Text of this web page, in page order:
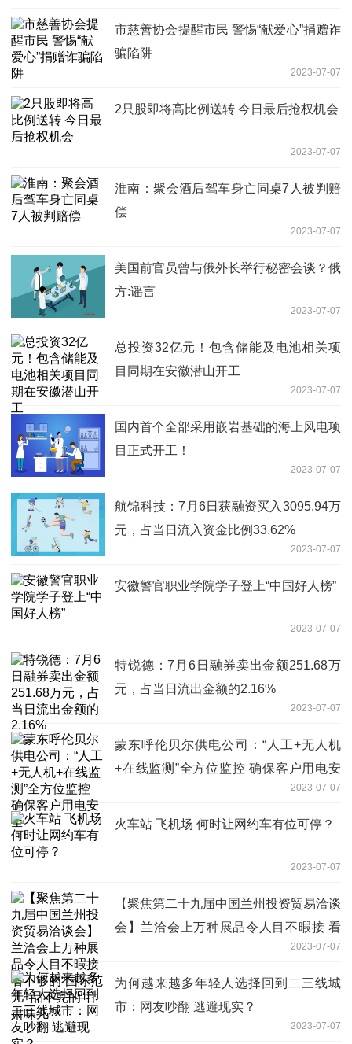
市慈善协会提醒市民 警惕“献爱心”捐赠诈
骗陷阱
2023-07-07
2只股即将高比例送转 今日最后抢权机会
2023-07-07
淮南：聚会酒后驾车身亡同桌7人被判赔
偿
2023-07-07
美国前官员曾与俄外长举行秘密会谈？俄
方:谣言
2023-07-07
总投资32亿元！包含储能及电池相关项
目同期在安徽潜山开工
2023-07-07
国内首个全部采用嵌岩基础的海上风电项
目正式开工！
2023-07-07
航锦科技：7月6日获融资买入3095.94万
元，占当日流入资金比例33.62%
2023-07-07
安徽警官职业学院学子登上“中国好人榜”
2023-07-07
特锐德：7月6日融券卖出金额251.68万
元，占当日流出金额的2.16%
2023-07-07
蒙东呼伦贝尔供电公司：“人工+无人机
+在线监测”全方位监控 确保客户用电安
2023-07-07
火车站 飞机场 何时让网约车有位可停？
2023-07-07
【聚焦第二十九届中国兰州投资贸易洽谈
会】兰洽会上万种展品令人目不暇接 看
不够的“国际范儿” 品不完的“甘肃味儿”
2023-07-07
为何越来越多年轻人选择回到二三线城
市：网友吵翻 逃避现实？
2023-07-07